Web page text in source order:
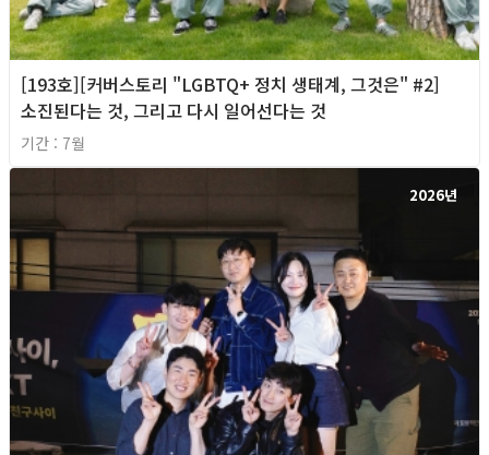
[193호][커버스토리 "LGBTQ+ 정치 생태계, 그것은" #2]
소진된다는 것, 그리고 다시 일어선다는 것
기간 : 7월
2026년